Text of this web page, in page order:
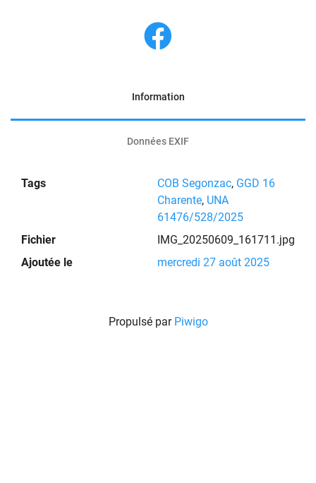
Information
Données EXIF
Tags COB Segonzac, GGD 16
Charente, UNA
61476/528/2025
Fichier
IMG_20250609_161711.jpg
Ajoutée le
mercredi 27 août 2025
Propulsé par Piwigo